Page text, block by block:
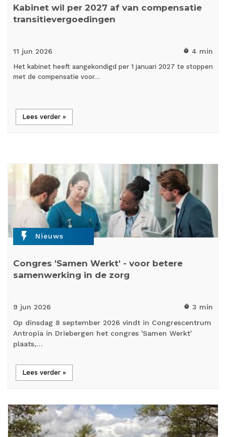
Kabinet wil per 2027 af van compensatie
transitievergoedingen
11 jun 2026 timer 4 min
Het kabinet heeft aangekondigd per 1 januari 2027 te stoppen
met de compensatie voor…
Lees verder »
flash_on Nieuws
Congres 'Samen Werkt' - voor betere
samenwerking in de zorg
9 jun 2026 timer 3 min
Op dinsdag 8 september 2026 vindt in Congrescentrum
Antropia in Driebergen het congres 'Samen Werkt'
plaats,…
Lees verder »